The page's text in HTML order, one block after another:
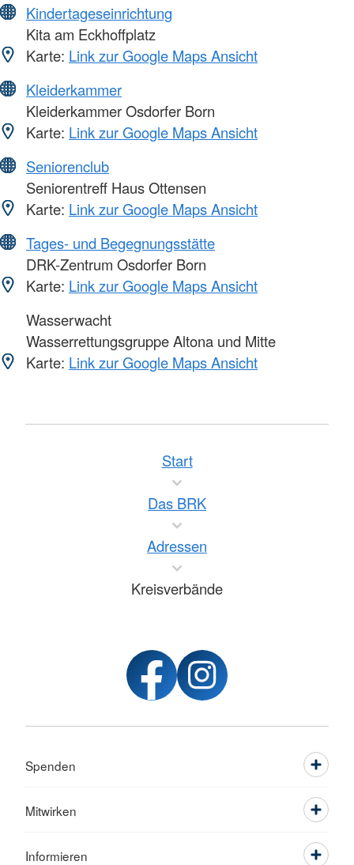
Kindertageseinrichtung
Kita am Eckhoffplatz
Karte: Link zur Google Maps Ansicht
Kleiderkammer
Kleiderkammer Osdorfer Born
Karte: Link zur Google Maps Ansicht
Seniorenclub
Seniorentreff Haus Ottensen
Karte: Link zur Google Maps Ansicht
Tages- und Begegnungsstätte
DRK-Zentrum Osdorfer Born
Karte: Link zur Google Maps Ansicht
Wasserwacht
Wasserrettungsgruppe Altona und Mitte
Karte: Link zur Google Maps Ansicht
Start
Das BRK
Adressen
Kreisverbände
Spenden
Mitwirken
Informieren